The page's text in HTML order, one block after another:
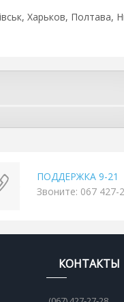
Харьков, Полтава,
ПОДДЕРЖКА 9-21
Звоните: 067 427-
КОНТАКТЫ